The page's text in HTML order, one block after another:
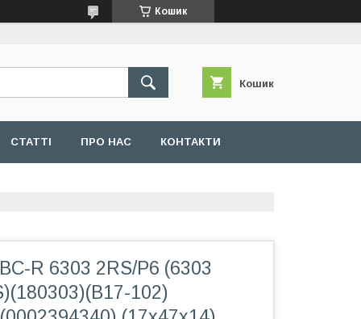
Кошик
Кошик
СТАТТІ ПРО НАС КОНТАКТИ
R 6303 2RS/P6 (6303
102)